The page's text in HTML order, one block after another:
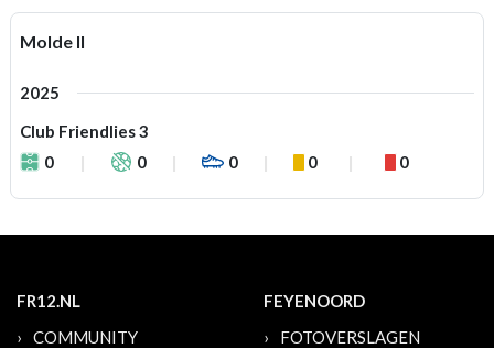
Molde II
2025
Club Friendlies 3
0
0 0 0 0
FR12.NL
COMMUNITY
FEYENOORD
FOTOVERSLAGEN